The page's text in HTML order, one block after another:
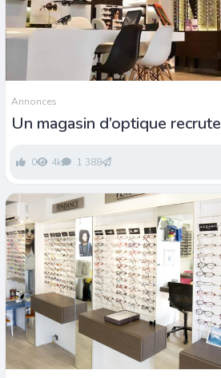
Annonces
Un magasin d’optique recrute
0 4k 1 388